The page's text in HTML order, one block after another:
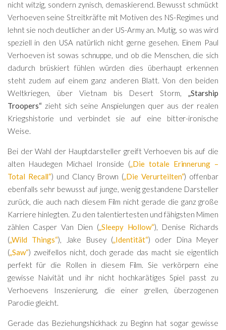
nicht witzig, sondern zynisch, demaskierend. Bewusst schmückt
Verhoeven seine Streitkräfte mit Motiven des NS-Regimes und
lehnt sie noch deutlicher an der US-Army an. Mutig, so was wird
speziell in den USA natürlich nicht gerne gesehen. Einem Paul
Verhoeven ist sowas schnuppe, und ob die Menschen, die sich
dadurch brüskiert fühlen würden dies überhaupt erkennen
steht zudem auf einem ganz anderen Blatt. Von den beiden
Weltkriegen, über Vietnam bis Desert Storm,
„Starship
Troopers“zieht sich seine Anspielungen quer aus der realen
Kriegshistorie und verbindet sie auf eine bitter-ironische
Weise.
Bei der Wahl der Hauptdarsteller greift Verhoeven bis auf die
alten Haudegen Michael Ironside ( „Die totale Erinnerung –
Total Recall“) und Clancy Brown ( „Die Verurteilten“) offenbar
ebenfalls sehr bewusst auf junge, wenig gestandene Darsteller
zurück, die auch nach diesem Film nicht gerade die ganz große
Karriere hinlegten. Zu den talentiertesten und fähigsten Mimen
zählen Casper Van Dien ( „Sleepy Hollow“), Denise Richards
(„Wild Things“), Jake Busey ( „Identität“) oder Dina Meyer
(„Saw“) zweifellos nicht, doch gerade das macht sie eigentlich
perfekt für die Rollen in diesem Film. Sie verkörpern eine
gewisse Naivität und ihr nicht hochkarätiges Spiel passt zu
Verhoevens Inszenierung, die einer grellen, überzogenen
Parodie gleicht.
Gerade das Beziehungshickhack zu Beginn hat sogar gewisse